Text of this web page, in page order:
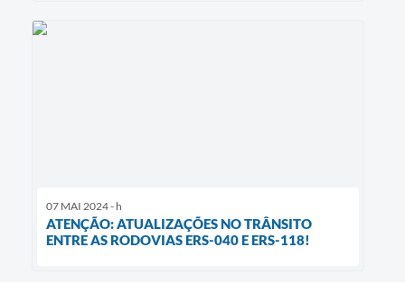
07 MAI 2024 - h
ATENÇÃO: ATUALIZAÇÕES NO TRÂNSITO
ENTRE AS RODOVIAS ERS-040 E ERS-118!